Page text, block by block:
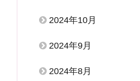
2024年10月
2024年9月
2024年8月